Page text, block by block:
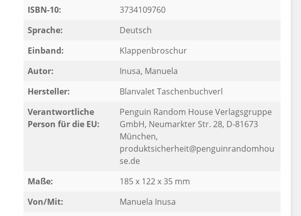
ISBN-10:
3734109760
Sprache:
Deutsch
Einband:
Klappenbroschur
Autor:
Inusa, Manuela
Hersteller:
Blanvalet Taschenbuchverl
Verantwortliche
Person für die EU:
Penguin Random House Verlagsgruppe
GmbH, Neumarkter Str. 28, D-81673
München,
produktsicherheit@penguinrandomhou
se.de
Maße:
185 x 122 x 35 mm
Von/Mit:
Manuela Inusa